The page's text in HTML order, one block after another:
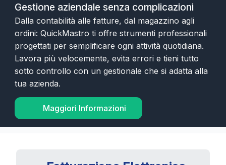
Gestione aziendale senza complicazioni
Dalla contabilità alle fatture, dal magazzino agli
ordini: QuickMastro ti offre strumenti professionali
progettati per semplificare ogni attività quotidiana.
Lavora più velocemente, evita errori e tieni tutto
sotto controllo con un gestionale che si adatta alla
tua azienda.
Maggiori Informazioni